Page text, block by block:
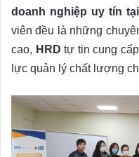
doanh nghiệp uy tín
viên đều là những
cao, HRD tự tin cung
lực quản lý chất lượng